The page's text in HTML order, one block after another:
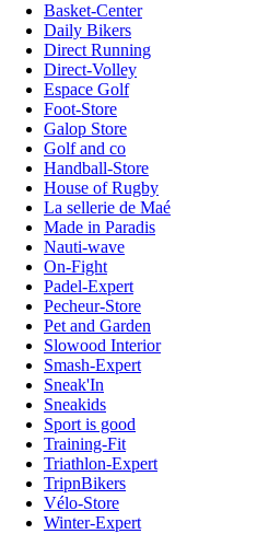
Basket-Center
Daily Bikers
Direct Running
Direct-Volley
Espace Golf
Foot-Store
Galop Store
Golf and co
Handball-Store
House of Rugby
La sellerie de Maé
Made in Paradis
Nauti-wave
On-Fight
Padel-Expert
Pecheur-Store
Pet and Garden
Slowood Interior
Smash-Expert
Sneak'In
Sneakids
Sport is good
Training-Fit
Triathlon-Expert
TripnBikers
Vélo-Store
Winter-Expert